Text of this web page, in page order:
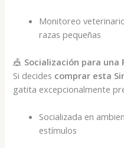
Monitoreo
razas pequeñas
🎪 Socialización para
Si decides comprar esta
gatita excepcionalmente
Socializada en
estímulos